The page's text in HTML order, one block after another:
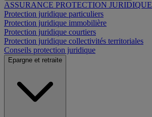
ASSURANCE PROTECTION JURIDIQUE
Protection juridique particuliers
Protection juridique immobilière
Protection juridique courtiers
Protection juridique collectivités territoriales
Conseils protection juridique
Epargne et retraite